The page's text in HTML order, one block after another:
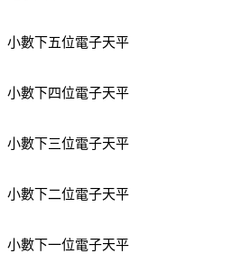
小數下五位電子天平
小數下四位電子天平
小數下三位電子天平
小數下二位電子天平
小數下一位電子天平